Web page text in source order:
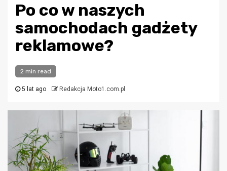
Po co w naszych
samochodach gadżety
reklamowe?
2 min read
5 lat ago Redakcja Moto1.com.pl